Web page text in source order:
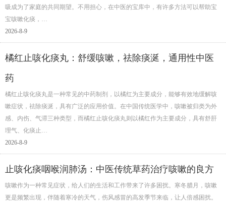
吸成为了家庭的共同期望。不用担心，在中医的宝库中，有许多方法可以帮助宝
宝咳嗽化痰，…
2026-8-9
橘红止咳化痰丸：舒缓咳嗽，祛除痰涎，通用性中医
药
橘红止咳化痰丸是一种常见的中药制剂，以橘红为主要成分，能够有效地缓解咳
嗽症状，祛除痰涎，具有广泛的应用价值。在中国传统医学中，咳嗽被归类为外
感、内伤、气滞三种类型，而橘红止咳化痰丸则以橘红作为主要成分，具有舒肝
理气、化痰止…
2026-8-9
止咳化痰咽喉润肺汤：中医传统草药治疗咳嗽的良方
咳嗽作为一种常见症状，给人们的生活和工作带来了许多困扰。寒冬腊月，咳嗽
更是频繁出现，伴随着寒冷的天气，伤风感冒的高发季节来临，让人倍感困扰。